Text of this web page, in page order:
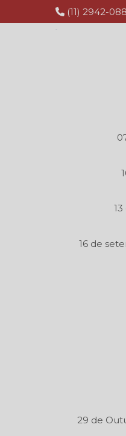
(11) 2942-
16 de
29 de